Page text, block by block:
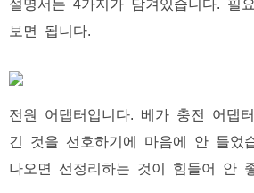
보면 됩니다.
전원 어댑터입니다. 베가 충전 어댑
긴 것을 선호하기에 마음에 안 들었
나오면 선정리하는 것이 힘들어 안